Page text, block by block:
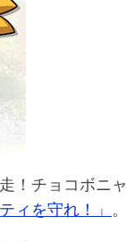
！チョコボニ
ィを守れ！」